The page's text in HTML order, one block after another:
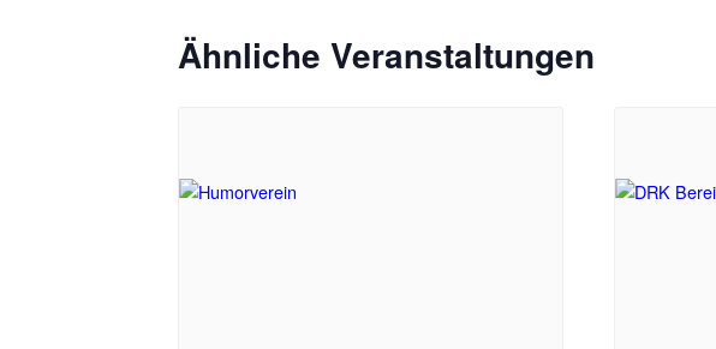
Ähnliche Veranstaltungen